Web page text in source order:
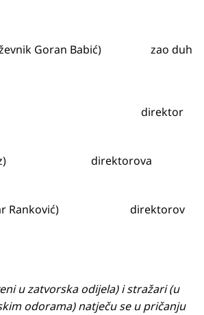
Goran Babić) zao duh
direktor
direktorova
Ranković) direktorov
u zatvorska odijela) i stražari (u
odorama) natječu se u pričanju